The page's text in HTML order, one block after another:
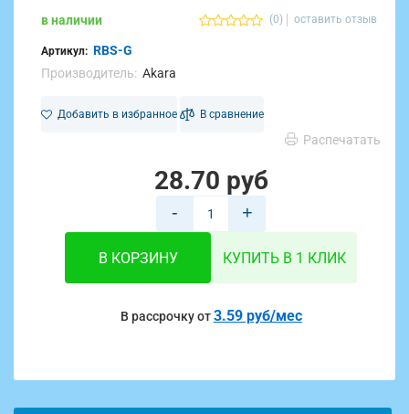
в наличии (0) оставить отзыв
Артикул: RBS-G
Производитель: Akara
Добавить в избранное В сравнение
Распечатать
28.70 руб
- +
В КОРЗИНУ КУПИТЬ В 1 КЛИК
В рассрочку от3.59 руб/мес